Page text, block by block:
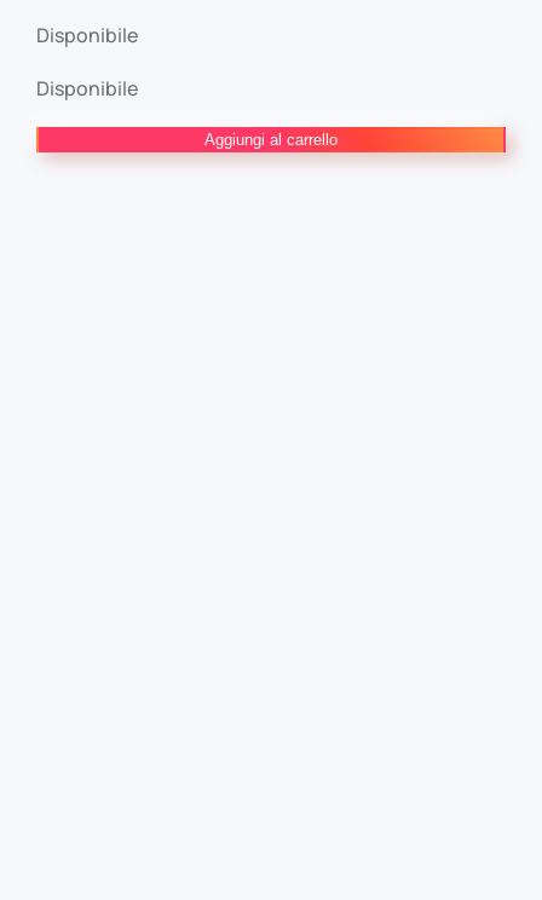
Disponibile
Disponibile
La
Aggiungi al carrello